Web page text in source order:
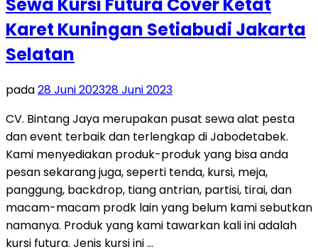
Karet Kuningan Setiabudi Jakarta
Selatan
pada28 Juni 202328 Juni 2023
CV. Bintang Jaya merupakan pusat sewa alat pesta
dan event terbaik dan terlengkap di Jabodetabek.
Kami menyediakan produk-produk yang bisa anda
pesan sekarang juga, seperti tenda, kursi, meja,
panggung, backdrop, tiang antrian, partisi, tirai, dan
macam-macam prodk lain yang belum kami sebutkan
namanya. Produk yang kami tawarkan kali ini adalah
kursi futura. Jenis kursi ini …